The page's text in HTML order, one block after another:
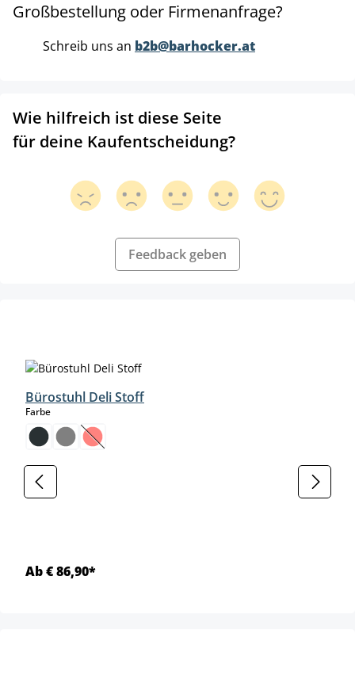
Großbestellung oder Firmenanfrage?
Schreib uns an b2b@barhocker.at
Wie hilfreich ist diese Seite
für deine Kaufentscheidung?
Feedback geben
Bürostuhl Deli Stoff
Farbeauswählen
(Diese Option ist zurzeit nicht verfügbar.)
Ab € 86,90*